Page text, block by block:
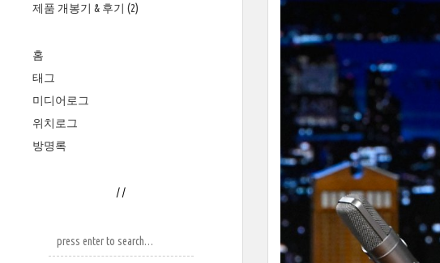
제품 개봉기 & 후기 (2)
홈
태그
미디어로그
위치로그
방명록
/ /